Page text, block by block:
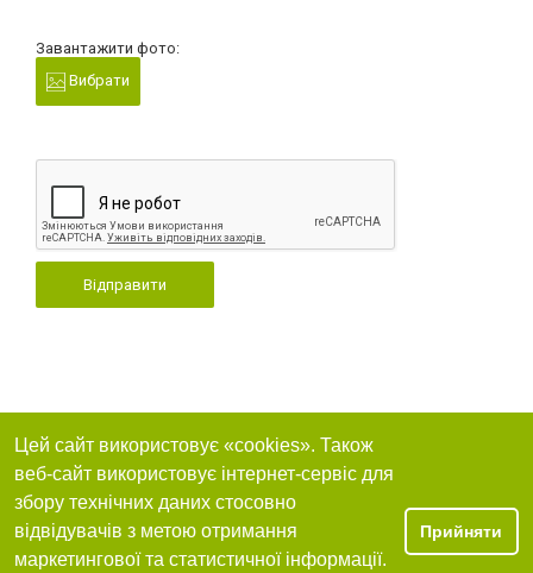
Завантажити фото:
Вибрати
Відправити
Цей сайт використовує «cookies». Також
веб-сайт використовує інтернет-сервіс для
збору технічних даних стосовно
відвідувачів з метою отримання
маркетингової та статистичної інформації.
Прийняти